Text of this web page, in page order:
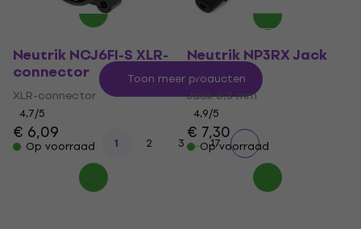
Neutrik NCJ6FI-S XLR-
connector
XLR-connector
4,7/5
€ 6,09
Op voorraad
Neutrik NP3RX Jack
6,3 mm
Jack 6,3 mm
4,9/5
€ 7,30
Op voorraad
Toon meer producten
1 2 3 ... 17